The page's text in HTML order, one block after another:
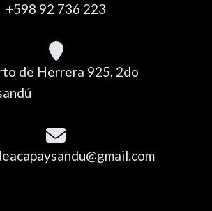
+598 92 736 223
de Herrera 925, 2do